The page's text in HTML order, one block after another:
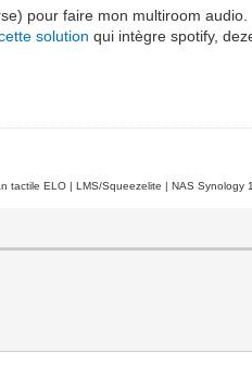
pour faire mon multiroom audio.
solution qui intègre spotify,
tactile ELO | LMS/Squeezelite | NAS Synology